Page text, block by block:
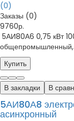
(0)
Заказы (0)
9760р.
5АИ80А6 0,75 кВт
общепромышленный,
Купить
В закладки В
5АИ80А8
асинхронный